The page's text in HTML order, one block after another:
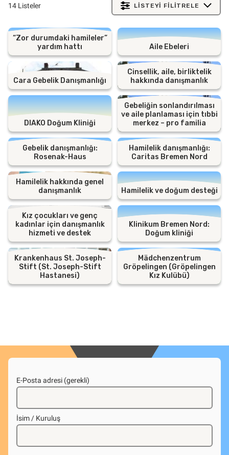
14 Listeler LISTEYI FILITRELE
“Zor durumdaki hamileler”
yardım hattı
Aile Ebeleri
Cara Gebelik Danışmanlığı
Cinsellik, aile, birliktelik
hakkında danışmanlık
DIAKO Doğum Kliniği
Gebeliğin sonlandırılması
ve aile planlaması için tıbbi
merkez – pro familia
Gebelik danışmanlığı:
Rosenak-Haus
Hamilelik danışmanlığı:
Caritas Bremen Nord
Hamilelik hakkında genel
danışmanlık
Hamilelik ve doğum desteği
Kız çocukları ve genç
kadınlar için danışmanlık
hizmeti ve destek
Klinikum Bremen Nord:
Doğum kliniği
Krankenhaus St. Joseph-
Stift (St. Joseph-Stift
Hastanesi)
Mädchenzentrum
Gröpelingen (Gröpelingen
Kız Kulübü)
E-Posta adresi (gerekli)
İsim / Kuruluş